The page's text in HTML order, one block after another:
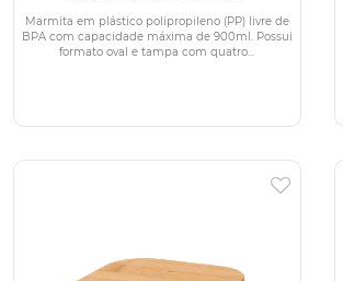
Marmita em plástico polipropileno (PP) livre de
BPA com capacidade máxima de 900ml. Possui
formato oval e tampa com quatro...